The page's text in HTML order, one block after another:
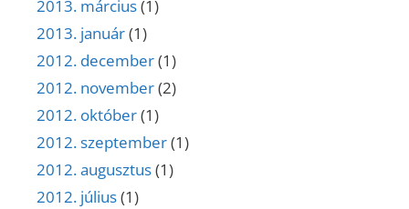
2013. március(1)
2013. január(1)
2012. december(1)
2012. november(2)
2012. október(1)
2012. szeptember(1)
2012. augusztus(1)
2012. július(1)